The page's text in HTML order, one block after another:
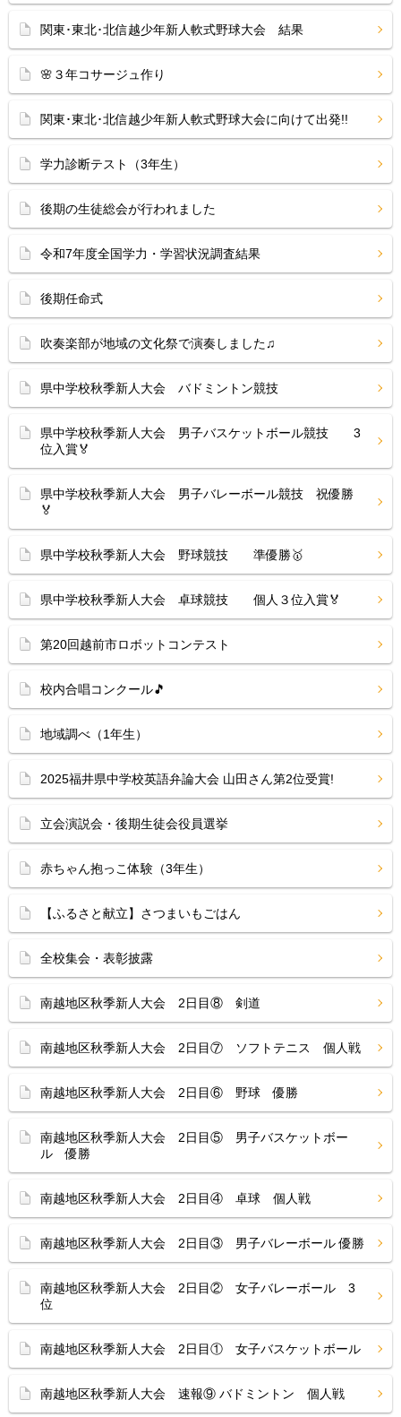
関東･東北･北信越少年新人軟式野球大会 結果
🌸３年コサージュ作り
関東･東北･北信越少年新人軟式野球大会に向けて出発!!
学力診断テスト（3年生）
後期の生徒総会が行われました
令和7年度全国学力・学習状況調査結果
後期任命式
吹奏楽部が地域の文化祭で演奏しました♫
県中学校秋季新人大会 バドミントン競技
県中学校秋季新人大会 男子バスケットボール競技 3
位入賞🏅
県中学校秋季新人大会 男子バレーボール競技 祝優勝
🏅
県中学校秋季新人大会 野球競技 準優勝🥇
県中学校秋季新人大会 卓球競技 個人３位入賞🏅
第20回越前市ロボットコンテスト
校内合唱コンクール🎵
地域調べ（1年生）
2025福井県中学校英語弁論大会 山田さん第2位受賞!
立会演説会・後期生徒会役員選挙
赤ちゃん抱っこ体験（3年生）
【ふるさと献立】さつまいもごはん
全校集会・表彰披露
南越地区秋季新人大会 2日目⑧ 剣道
南越地区秋季新人大会 2日目⑦ ソフトテニス 個人戦
南越地区秋季新人大会 2日目⑥ 野球 優勝
南越地区秋季新人大会 2日目⑤ 男子バスケットボー
ル 優勝
南越地区秋季新人大会 2日目④ 卓球 個人戦
南越地区秋季新人大会 2日目③ 男子バレーボール 優勝
南越地区秋季新人大会 2日目② 女子バレーボール 3
位
南越地区秋季新人大会 2日目① 女子バスケットボール
南越地区秋季新人大会 速報⑨ バドミントン 個人戦